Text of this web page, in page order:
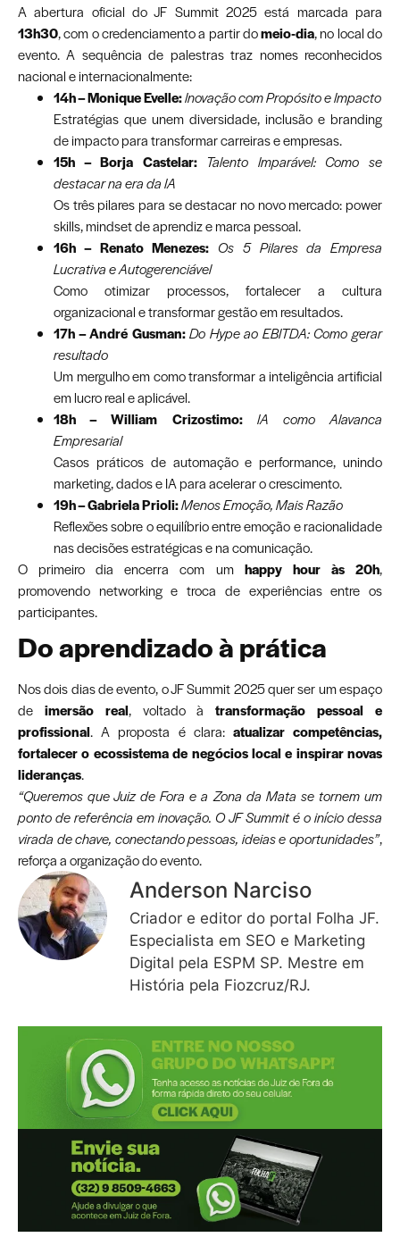
A abertura oficial do JF Summit 2025 está marcada para
13h30, com o credenciamento a partir domeio-dia, no local do
evento. A sequência de palestras traz nomes reconhecidos
nacional e internacionalmente:
14h – Monique Evelle:Inovação com Propósito e Impacto
Estratégias que unem diversidade, inclusão e branding
de impacto para transformar carreiras e empresas.
15h – Borja Castelar: Talento Imparável: Como se
destacar na era da IA
Os três pilares para se destacar no novo mercado: power
skills, mindset de aprendiz e marca pessoal.
16h – Renato Menezes: Os 5 Pilares da Empresa
Lucrativa e Autogerenciável
Como otimizar processos, fortalecer a cultura
organizacional e transformar gestão em resultados.
17h – André Gusman: Do Hype ao EBITDA: Como gerar
resultado
Um mergulho em como transformar a inteligência artificial
em lucro real e aplicável.
18h – William Crizostimo:
IA como Alavanca
Empresarial
Casos práticos de automação e performance, unindo
marketing, dados e IA para acelerar o crescimento.
19h – Gabriela Prioli:Menos Emoção, Mais Razão
Reflexões sobre o equilíbrio entre emoção e racionalidade
nas decisões estratégicas e na comunicação.
O primeiro dia encerra com um happy hour às 20h,
promovendo networking e troca de experiências entre os
participantes.
Do aprendizado à prática
Nos dois dias de evento, o JF Summit 2025 quer ser um espaço
de imersão real, voltado àtransformação pessoal e
profissional. A proposta é clara: atualizar competências,
fortalecer o ecossistema de negócios local e inspirar novas
lideranças.
“Queremos que Juiz de Fora e a Zona da Mata se tornem um
ponto de referência em inovação. O JF Summit é o início dessa
virada de chave, conectando pessoas, ideias e oportunidades”,
reforça a organização do evento.
Anderson Narciso
Criador e editor do portal Folha JF.
Especialista em SEO e Marketing
Digital pela ESPM SP. Mestre em
História pela Fiozcruz/RJ.